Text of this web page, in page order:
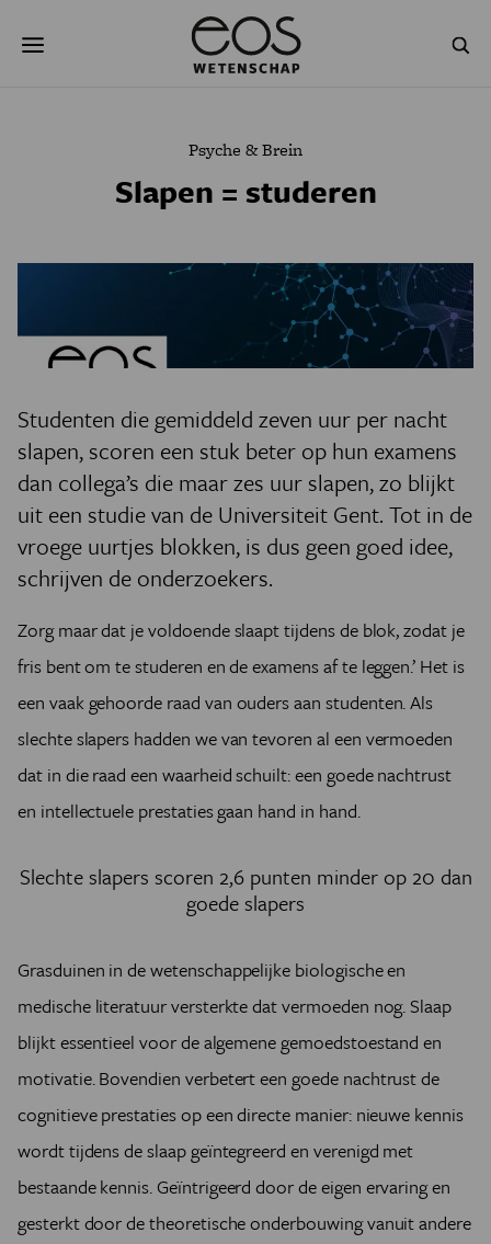
naar
PSYCHE & BREIN BLOGS
PODCAST AGENDA
Psyche & Brein
Slapen = studeren
Studenten die gemiddeld zeven uur per nacht
slapen, scoren een stuk beter op hun examens
dan collega’s die maar zes uur slapen, zo blijkt
uit een studie van de Universiteit Gent. Tot in de
vroege uurtjes blokken, is dus geen goed idee,
schrijven de onderzoekers.
Zorg maar dat je voldoende slaapt tijdens de blok, zodat je
fris bent om te studeren en de examens af te leggen.’ Het is
een vaak gehoorde raad van ouders aan studenten. Als
slechte slapers hadden we van tevoren al een vermoeden
dat in die raad een waarheid schuilt: een goede nachtrust
en intellectuele prestaties gaan hand in hand.
Slechte slapers scoren 2,6 punten minder op 20 dan
goede slapers
Grasduinen in de wetenschappelijke biologische en
medische literatuur versterkte dat vermoeden nog. Slaap
blijkt essentieel voor de algemene gemoedstoestand en
motivatie. Bovendien verbetert een goede nachtrust de
cognitieve prestaties op een directe manier: nieuwe kennis
wordt tijdens de slaap geïntegreerd en verenigd met
bestaande kennis. Geïntrigeerd door de eigen ervaring en
gesterkt door de theoretische onderbouwing vanuit andere